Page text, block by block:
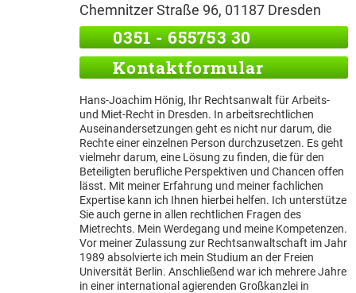
Chemnitzer Straße 96, 01187 Dresden
0351 - 655753 30
Kontaktformular
Hans-Joachim Hönig, Ihr Rechtsanwalt für Arbeits-
und Miet-Recht in Dresden. In arbeitsrechtlichen
Auseinandersetzungen geht es nicht nur darum, die
Rechte einer einzelnen Person durchzusetzen. Es geht
vielmehr darum, eine Lösung zu finden, die für den
Beteiligten berufliche Perspektiven und Chancen offen
lässt. Mit meiner Erfahrung und meiner fachlichen
Expertise kann ich Ihnen hierbei helfen. Ich unterstütze
Sie auch gerne in allen rechtlichen Fragen des
Mietrechts. Mein Werdegang und meine Kompetenzen.
Vor meiner Zulassung zur Rechtsanwaltschaft im Jahr
1989 absolvierte ich mein Studium an der Freien
Universität Berlin. Anschließend war ich mehrere Jahre
in einer international agierenden Großkanzlei in